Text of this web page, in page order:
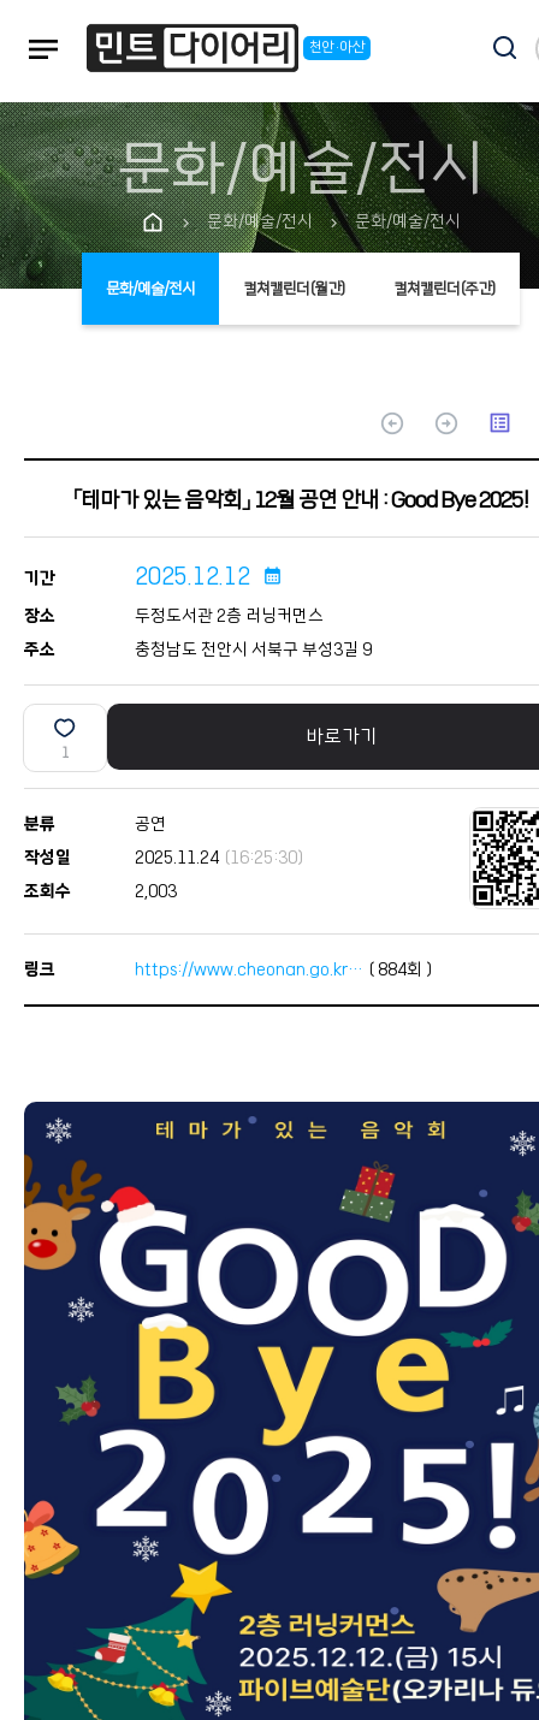
notes 천안·아산
문화/예술/전시
chevron_right 문화/예술/전시 chevron_right 문화/예술/전시
문화/예술/전시 컬쳐캘린더(월간) 컬쳐캘린더(주간)
arrow_circle_up arrow_circle_up list_alt
「테마가 있는 음악회」 12월 공연 안내 : Good Bye 2025!
기간 2025.12.12 calendar_month
장소
두정도서관 2층 러닝커먼스
주소
충청남도 천안시 서북구 부성3길 9
1
바로가기
분류
공연
작성일
2025.11.24 (16:25:30)
조회수
2,003
링크 https://www.cheonan.go.kr… ( 884회 )